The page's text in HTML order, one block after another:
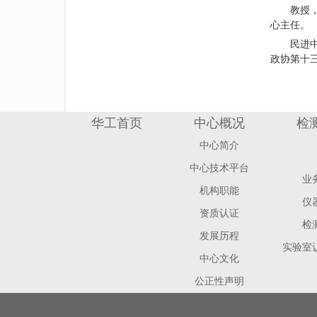
教授
心主任。
民进
政协第十
华工首页 中心概况 检
中心简介
中心技术平台
机构职能
资质认证
发展历程
中心文化
公正性声明
业
仪
检
实验室